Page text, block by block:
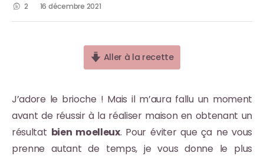
2 16 décembre 2021
Aller à la recette
J’adore le brioche ! Mais il m’aura fallu un moment
avant de réussir à la réaliser maison en obtenant un
résultat bien moelleux. Pour éviter que ça ne vous
prenne autant de temps, je vous donne le plus